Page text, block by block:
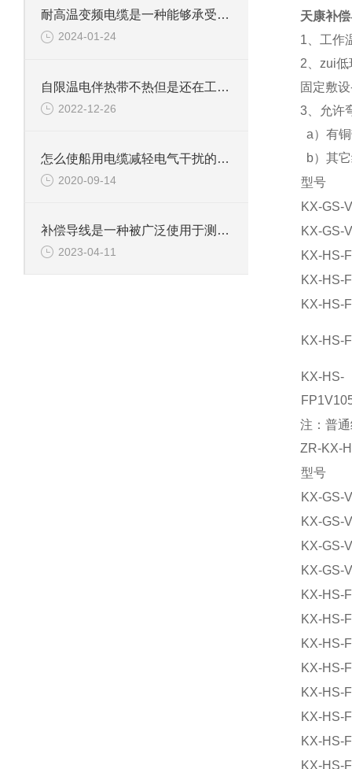
耐高温变频电缆是一种能够承受高温且适用于变频器使用的特种电缆
2024-01-24
自限温电伴热带不热但是还在工作是什么问题呢
2022-12-26
怎么使船用电缆减轻电气干扰的措施
2020-09-14
补偿导线是一种被广泛使用于测量和控制系统的电气组件
2023-04-11
天康补
1、工作
2、zui
固定敷
3、允许
a）有
b）其
型号
KX-GS-
KX-GS-
KX-HS-
KX-HS-
KX-HS-
KX-HS-
KX-HS-
注：普
ZR-KX-
型号
KX-GS-
KX-GS-
KX-GS-
KX-GS-
KX-HS-
KX-HS-
KX-HS-
KX-HS-
KX-HS-
KX-HS-
KX-HS-
KX-HS-